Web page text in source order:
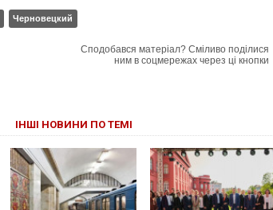
Черновецкий
Сподобався матеріал? Сміливо поділися
ним в соцмережах через ці кнопки
ІНШІ НОВИНИ ПО ТЕМІ